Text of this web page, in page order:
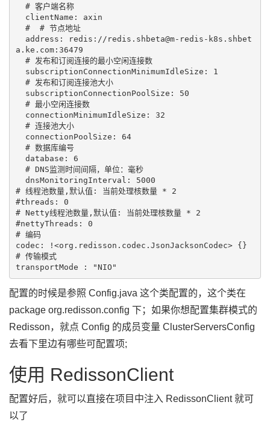
a.ke.com:36479
# 线程池数量,默认值: 当前处理核数量 * 2
#threads: 0
# Netty线程池数量,默认值: 当前处理核数量 * 2
#nettyThreads: 0
# 编码
codec: !<org.redisson.codec.JsonJacksonCodec> {}
# 传输模式
配置的时候是参照 Config.java 这个类配置的，这个类在
package org.redisson.config 下；如果你想配置集群模式的
Redisson，就点 Config 的成员变量 ClusterServersConfig
去看下里边有哪些可配置项;
使用 RedissonClient
配置好后，就可以直接在项目中注入 RedissonClient 就可
以了